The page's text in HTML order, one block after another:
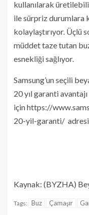
kullanılarak
ile sürpriz durumlara
kolaylaştırıyor. Üçlü
müddet taze tutan
esnekliği sağlıyor.
Samsung’un seçili
20 yıl garanti
için https://
20-yil-garanti/
Kaynak: (BYZHA)
Tags: Buz Çamaşır